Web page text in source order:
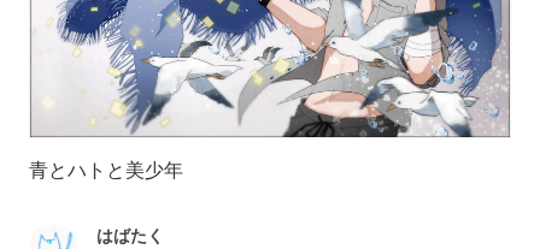
青とハトと美少年
はばたく